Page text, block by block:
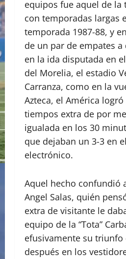
equipos fue aquel de la
con temporadas largas
temporada 1987-88, y
de un par de empates
en la ida disputada en
del Morelia, el estadio
Carranza, como en la
Azteca, el América
tiempos extra de por
igualada en los 30
que dejaban un 3-3 en
electrónico.
Aquel hecho confundió
Angel Salas, quién
extra de visitante le
equipo de la “Tota”
efusivamente su triunfo
después en los